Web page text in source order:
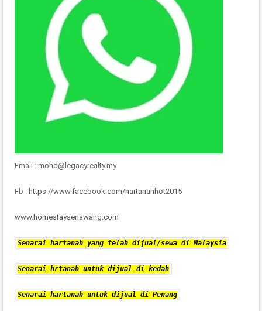
Email : mohd@legacyrealty.my
Fb : https://www.facebook.com/hartanahhot2015
www.homestaysenawang.com
Senarai hartanah yang telah dijual/sewa di Malaysia
Senarai hrtanah untuk dijual di kedah
Senarai hartanah untuk dijual di Penang